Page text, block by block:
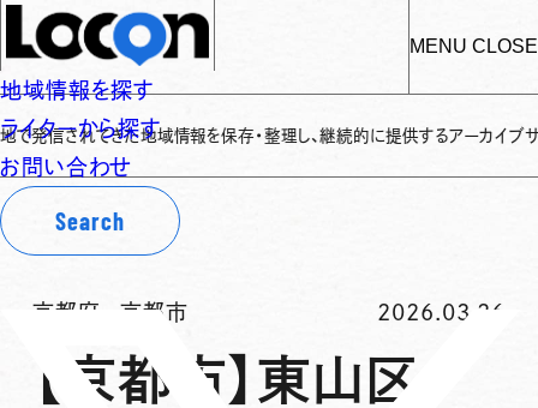
MENU CLOSE
地域情報を探す
ライターから探す
お問い合わせ
Search
た地域情報を保存・整理し、継続的に提供するアーカイブサイトです✌
京都府 -京都市 2026.03.26
【京都市】東山区